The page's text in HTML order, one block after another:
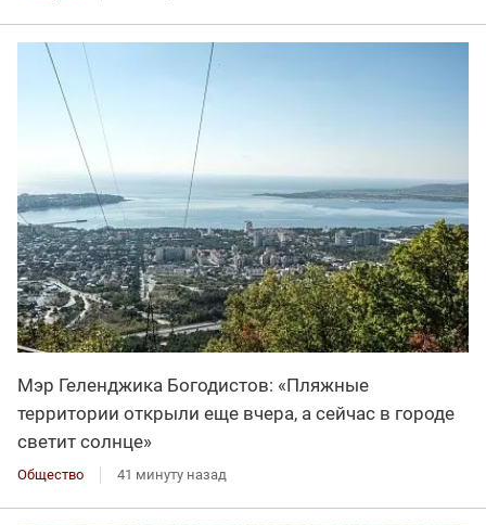
Мэр Геленджика Богодистов: «Пляжные
территории открыли еще вчера, а сейчас в городе
светит солнце»
Общество 41 минуту назад